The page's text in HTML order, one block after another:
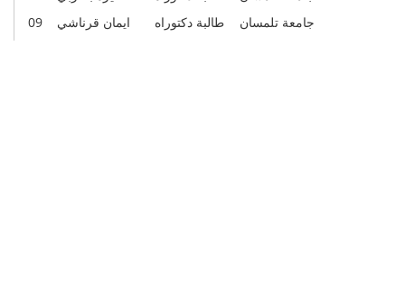
09
ايمان قرناشي طالبة دكتوراه جامعة تلمسان